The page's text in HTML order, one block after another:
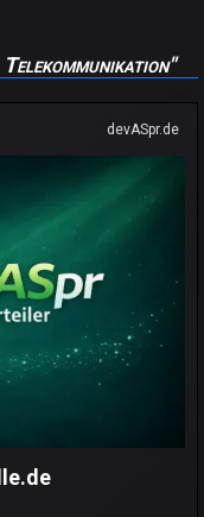
devASpr.de